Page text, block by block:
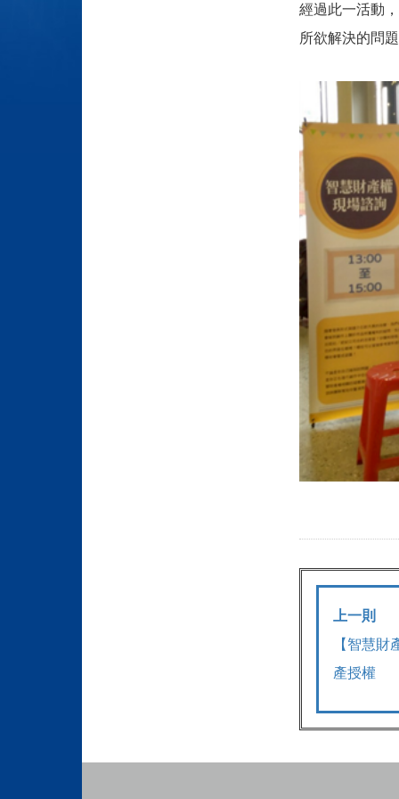
經過此一活動
所欲解決的問
上一則
【智慧
產授權